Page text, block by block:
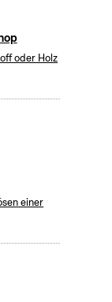
oder Holz
einer